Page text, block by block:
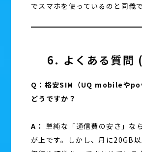
でスマホを使っているのと同義で
6. よくある質問
Q：格安SIM（UQ mobileや
どうですか？
A： 単純な「通信費の安さ」な
が上です。しかし、月に20GB